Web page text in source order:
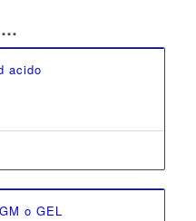
acido
o GEL